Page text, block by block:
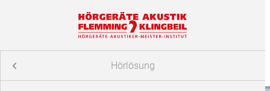
Hörlösung